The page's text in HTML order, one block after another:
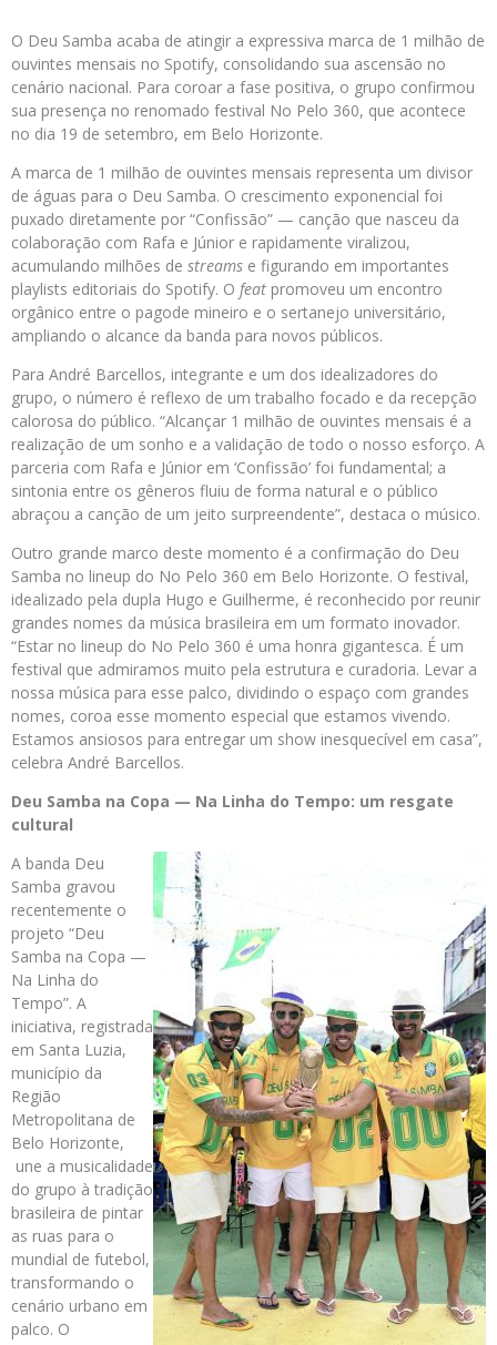
O Deu Samba acaba de atingir a expressiva marca de 1 milhão de
ouvintes mensais no Spotify, consolidando sua ascensão no
cenário nacional. Para coroar a fase positiva, o grupo confirmou
sua presença no renomado festival No Pelo 360, que acontece
no dia 19 de setembro, em Belo Horizonte.
A marca de 1 milhão de ouvintes mensais representa um divisor
de águas para o Deu Samba. O crescimento exponencial foi
puxado diretamente por “Confissão” — canção que nasceu da
colaboração com Rafa e Júnior e rapidamente viralizou,
acumulando milhões de streams e figurando em importantes
playlists editoriais do Spotify. O feat promoveu um encontro
orgânico entre o pagode mineiro e o sertanejo universitário,
ampliando o alcance da banda para novos públicos.
Para André Barcellos, integrante e um dos idealizadores do
grupo, o número é reflexo de um trabalho focado e da recepção
calorosa do público. “Alcançar 1 milhão de ouvintes mensais é a
realização de um sonho e a validação de todo o nosso esforço. A
parceria com Rafa e Júnior em ‘Confissão’ foi fundamental; a
sintonia entre os gêneros fluiu de forma natural e o público
abraçou a canção de um jeito surpreendente”, destaca o músico.
Outro grande marco deste momento é a confirmação do Deu
Samba no lineup do No Pelo 360 em Belo Horizonte. O festival,
idealizado pela dupla Hugo e Guilherme, é reconhecido por reunir
grandes nomes da música brasileira em um formato inovador.
“Estar no lineup do No Pelo 360 é uma honra gigantesca. É um
festival que admiramos muito pela estrutura e curadoria. Levar a
nossa música para esse palco, dividindo o espaço com grandes
nomes, coroa esse momento especial que estamos vivendo.
Estamos ansiosos para entregar um show inesquecível em casa”,
celebra André Barcellos.
Deu Samba na Copa — Na Linha do Tempo: um resgate
cultural
A banda Deu
Samba gravou
recentemente o
projeto “Deu
Samba na Copa —
Na Linha do
Tempo”. A
iniciativa, registrada
em Santa Luzia,
município da
Região
Metropolitana de
Belo Horizonte,
une a musicalidade
do grupo à tradição
brasileira de pintar
as ruas para o
mundial de futebol,
transformando o
cenário urbano em
palco. O